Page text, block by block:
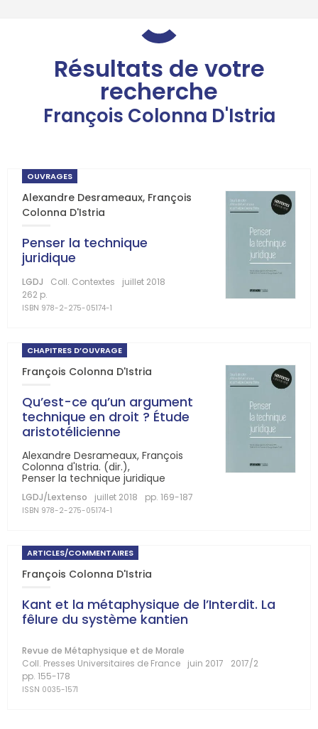
Résultats de votre
recherche
François Colonna D'Istria
OUVRAGES
Alexandre Desrameaux, François
Colonna D'Istria
Penser la technique
juridique
LGDJ Coll. Contextes
juillet 2018
262 p.
ISBN 978-2-275-05174-1
CHAPITRES D’OUVRAGE
François Colonna D'Istria
Qu’est-ce qu’un argument
technique en droit ? Étude
aristotélicienne
Alexandre Desrameaux, François
Colonna d'Istria. (dir.),
Penser la technique juridique
LGDJ/Lextenso juillet 2018 pp. 169-187
ISBN 978-2-275-05174-1
ARTICLES/COMMENTAIRES
François Colonna D'Istria
Kant et la métaphysique de l’Interdit. La
fêlure du système kantien
Revue de Métaphysique et de Morale
Coll. Presses Universitaires de France
juin 2017
2017/2
pp. 155-178
ISSN 0035-1571